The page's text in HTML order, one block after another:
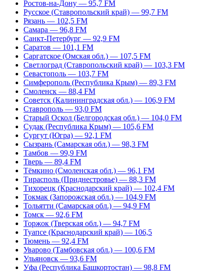
Ростов-на-Дону — 95,7 FM
Русское (Ставропольский край) — 99,7 FM
Рязань — 102,5 FM
Самара — 96,8 FM
Санкт-Петербург — 92,9 FM
Саратов — 101,1 FM
Саргатское (Омская обл.) — 107,5 FM
Светлоград (Ставропольский край) — 103,3 FM
Севастополь — 103,7 FM
Симферополь (Республика Крым) — 89,3 FM
Смоленск — 88,4 FM
Советск (Калининградская обл.) — 106,9 FM
Ставрополь — 93,0 FM
Старый Оскол (Белгородская обл.) — 104,0 FM
Судак (Республика Крым) — 105,6 FM
Сургут (Югра) — 92,1 FM
Сызрань (Самарская обл.) — 98,3 FM
Тамбов — 99,9 FM
Тверь — 89,4 FM
Тёмкино (Смоленская обл.) — 96,1 FM
Тирасполь (Приднестровье) — 88,3 FM
Тихорецк (Краснодарский край) — 102,4 FM
Токмак (Запорожская обл.) — 104,9 FM
Тольятти (Самарская обл.) — 94,9 FM
Томск — 92,6 FM
Торжок (Тверская обл.) — 94,7 FM
Туапсе (Краснодарский край) — 106,5
Тюмень — 92,4 FM
Уварово (Тамбовская обл.) — 100,6 FM
Ульяновск — 93,6 FM
Уфа (Республика Башкортостан) — 98,8 FM